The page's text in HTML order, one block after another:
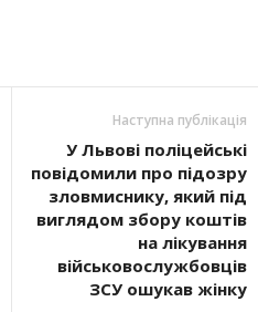
Наступна публікація
У Львові поліцейські
повідомили про підозру
зловмиснику, який під
виглядом збору коштів
на лікування
військовослужбовців
ЗСУ ошукав жінку